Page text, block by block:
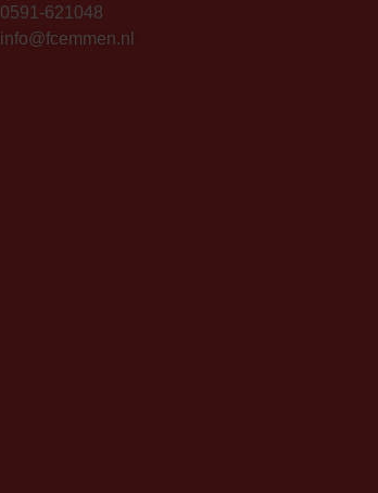
0591-621048
info@fcemmen.nl